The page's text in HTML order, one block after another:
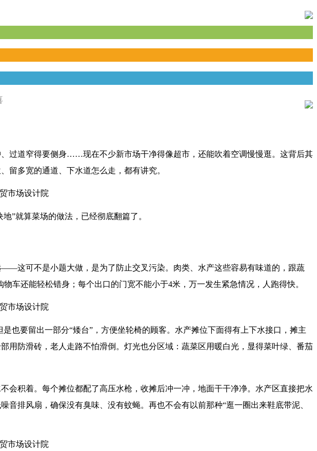
过道窄得要侧身……现在不少新市场干净得像超市，还能吹着空调慢慢逛。这背后其
多宽的通道、下水道怎么走，都有讲究。
”就算菜场的做法，已经彻底翻篇了。
这可不是小题大做，是为了防止交叉污染。肉类、水产这些容易有味道的，跟蔬
车还能轻松错身；每个出口的门宽不能小于4米，万一发生紧急情况，人跑得快。
也要留出一部分“矮台”，方便坐轮椅的顾客。水产摊位下面得有上下水接口，摊主
用防滑砖，老人走路不怕滑倒。灯光也分区域：蔬菜区用暖白光，显得菜叶绿、番茄
会积着。每个摊位都配了高压水枪，收摊后冲一冲，地面干干净净。水产区直接把水
排风扇，确保没有臭味、没有蚊蝇。再也不会有以前那种“逛一圈出来鞋底带泥、